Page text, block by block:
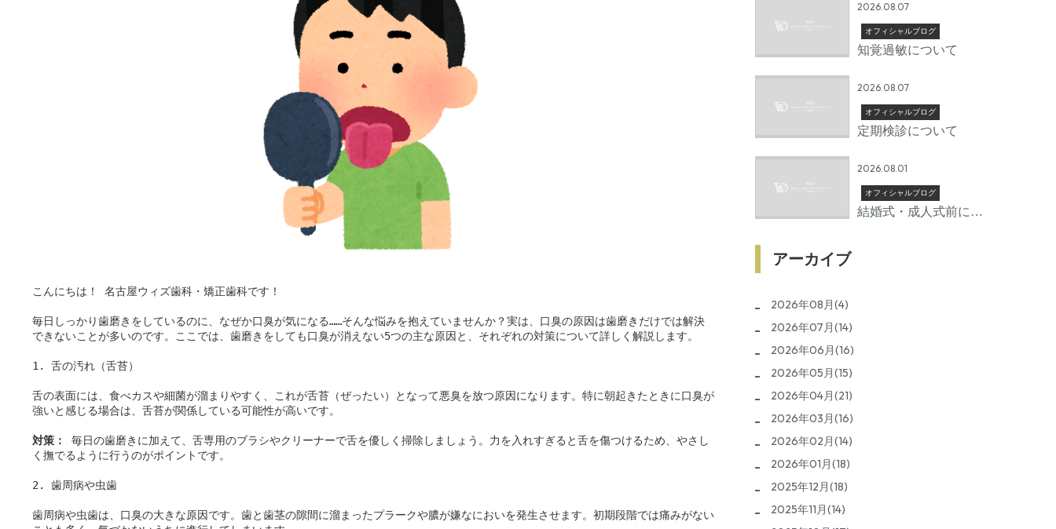
こんにちは！ 名古屋ウィズ歯科・矯正歯科です！
毎日しっかり歯磨きをしているのに、なぜか口臭が気になる……そんな悩みを抱えていませんか？実は、口臭の原因は歯磨きだけでは解決
できないことが多いのです。ここでは、歯磨きをしても口臭が消えない5つの主な原因と、それぞれの対策について詳しく解説します。
1. 舌の汚れ（舌苔）
舌の表面には、食べカスや細菌が溜まりやすく、これが舌苔（ぜったい）となって悪臭を放つ原因になります。特に朝起きたときに口臭が
強いと感じる場合は、舌苔が関係している可能性が高いです。
対策：
毎日の歯磨きに加えて、舌専用のブラシやクリーナーで舌を優しく掃除しましょう。力を入れすぎると舌を傷つけるため、やさし
く撫でるように行うのがポイントです。
2. 歯周病や虫歯
歯周病や虫歯は、口臭の大きな原因です。歯と歯茎の隙間に溜まったプラークや膿が嫌なにおいを発生させます。初期段階では痛みがない
2026.08.07
オフィシャルブログ
知覚過敏について
2026.08.07
オフィシャルブログ
定期検診について
2026.08.01
オフィシャルブログ
結婚式・成人式前に矯
アーカイブ
2026年08月(4)
2026年07月(14)
2026年06月(16)
2026年05月(15)
2026年04月(21)
2026年03月(16)
2026年02月(14)
2026年01月(18)
2025年12月(18)
2025年11月(14)